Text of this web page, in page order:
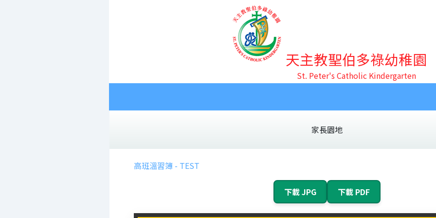
天主教聖伯多祿幼稚園
St. Peter's Catholic Kindergarten
家長園地
高班溫習簿 - TEST
下載 JPG 下載 PDF